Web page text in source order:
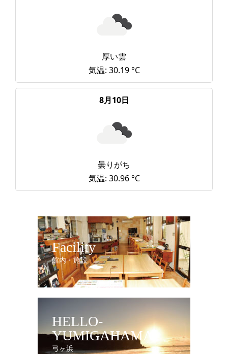
厚い雲
気温: 30.19 °C
8月10日
曇りがち
気温: 30.96 °C
Facility
館内・施設
HELLO-
YUMIGAHAMA
弓ヶ浜